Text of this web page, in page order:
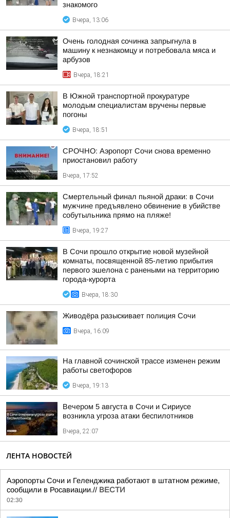
знакомого
Вчера, 13:06
Очень голодная сочинка запрыгнула в
машину к незнакомцу и потребовала мяса и
арбузов
Вчера, 18:21
В Южной транспортной прокуратуре
молодым специалистам вручены первые
погоны
Вчера, 18:51
СРОЧНО: Аэропорт Сочи снова временно
приостановил работу
Вчера, 17:52
Смертельный финал пьяной драки: в Сочи
мужчине предъявлено обвинение в убийстве
собутыльника прямо на пляже!
Вчера, 19:27
В Сочи прошло открытие новой музейной
комнаты, посвященной 85-летию прибытия
первого эшелона с ранеными на территорию
города-курорта
Вчера, 18:30
Живодёра разыскивает полиция Сочи
Вчера, 16:09
На главной сочинской трассе изменен режим
работы светофоров
Вчера, 19:13
Вечером 5 августа в Сочи и Сириусе
возникла угроза атаки беспилотников
Вчера, 22:07
ЛЕНТА НОВОСТЕЙ
Аэропорты Сочи и Геленджика работают в штатном режиме,
сообщили в Росавиации.// ВЕСТИ
02:30